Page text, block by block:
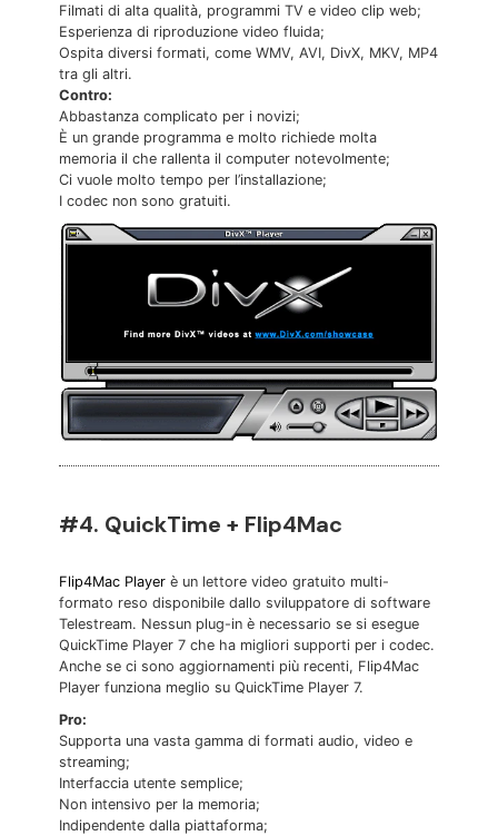
Filmati di alta qualità, programmi TV e video clip web;
Esperienza di riproduzione video fluida;
Ospita diversi formati, come WMV, AVI, DivX, MKV, MP4
tra gli altri.
Contro:
Abbastanza complicato per i novizi;
È un grande programma e molto richiede molta
memoria il che rallenta il computer notevolmente;
Ci vuole molto tempo per l’installazione;
I codec non sono gratuiti.
#4. QuickTime + Flip4Mac
Flip4Mac Player è un lettore video gratuito multi-
formato reso disponibile dallo sviluppatore di software
Telestream. Nessun plug-in è necessario se si esegue
QuickTime Player 7 che ha migliori supporti per i codec.
Anche se ci sono aggiornamenti più recenti, Flip4Mac
Player funziona meglio su QuickTime Player 7.
Pro:
Supporta una vasta gamma di formati audio, video e
streaming;
Interfaccia utente semplice;
Non intensivo per la memoria;
Indipendente dalla piattaforma;